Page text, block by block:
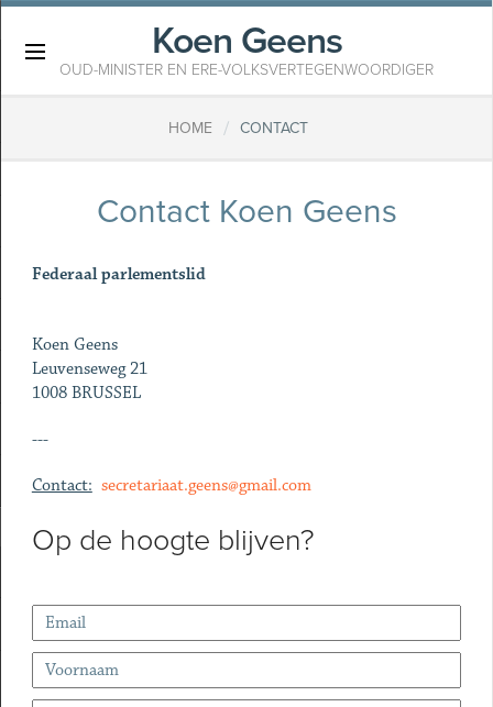
Koen Geens
OUD-MINISTER EN ERE-VOLKSVERTEGENWOORDIGER
HOME / CONTACT
Contact Koen Geens
Federaal parlementslid
Koen Geens
Leuvenseweg 21
1008 BRUSSEL
---
Contact: secretariaat.geens@gmail.com
Op de hoogte blijven?